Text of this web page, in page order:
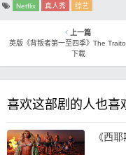
Netflix 真人秀 综艺
上一篇
英版《背叛者第一至四季》The
下载
喜欢这部剧的人也喜欢
《西